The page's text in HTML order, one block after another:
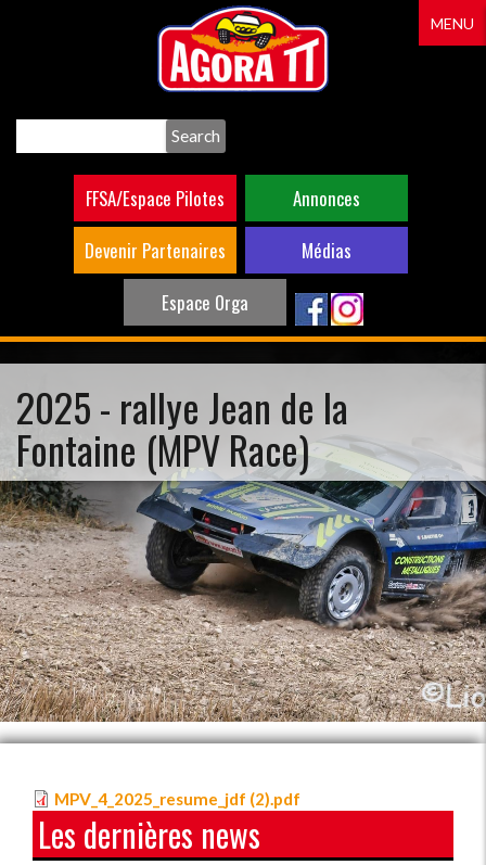
FFSA/Espace Pilotes
Annonces
Devenir Partenaires
Médias
Espace Orga
MENU
2025 - rallye Jean de la
Fontaine (MPV Race)
MPV_4_2025_resume_jdf (2).pdf
Les dernières news